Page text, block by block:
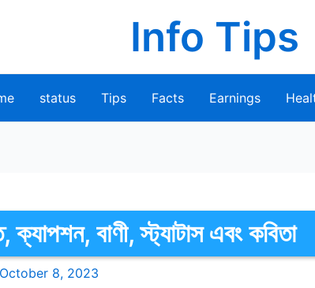
Info Tips
status Tips Facts Earnings
ক্যাপশন, বাণী, স্ট্যাটাস এবং কবিতা
October 8, 2023